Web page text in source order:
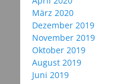
März 2020
Dezember 2019
November 2019
Oktober 2019
August 2019
Juni 2019